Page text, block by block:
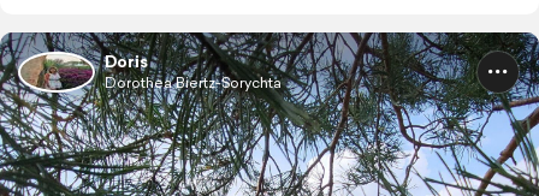
Doris
Dorothea Biertz-Sorychta